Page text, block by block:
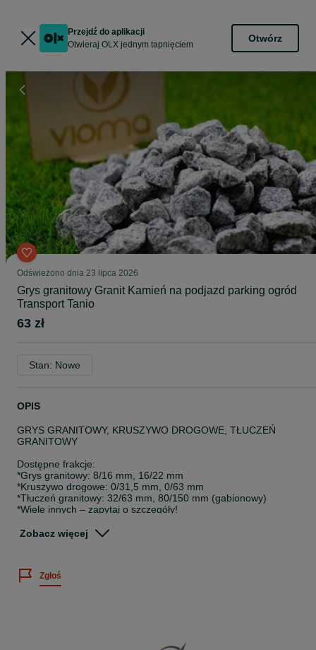
Przejdź do aplikacji
Otwieraj OLX jednym tapnięciem
Otwórz
Odświeżono dnia 23 lipca 2026
Grys granitowy Granit Kamień na podjazd parking ogród
Transport Tanio
63 zł
Stan: Nowe
OPIS
GRYS GRANITOWY, KRUSZYWO DROGOWE, TŁUCZEŃ
GRANITOWY
Dostępne frakcje:
*Grys granitowy: 8/16 mm, 16/22 mm
*Kruszywo drogowe: 0/31,5 mm, 0/63 mm
*Tłuczeń granitowy: 32/63 mm, 80/150 mm (gabionowy)
*Wiele innych – zapytaj o szczegóły!
**OFERTA HURTOWA**:
===Wydajność: 1 tona = ok. 10 m²==
Zobacz więcej
Zgłoś